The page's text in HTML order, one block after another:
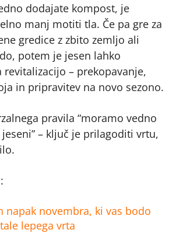
dodajate kompost, je
manj motiti tla. Če pa gre za
gredice z zbito zemljo ali
potem je jesen lahko
revitalizacijo – prekopavanje,
in pripravitev na novo sezono.
pravila “moramo vedno
– ključ je prilagoditi vrtu,
napak novembra, ki vas bodo
lepega vrta